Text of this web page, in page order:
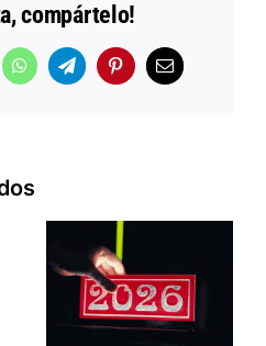
compártelo!
WhatsAppTelegramPinterestCorreo